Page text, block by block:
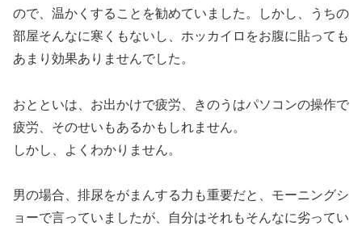
ので、温かくすることを勧めていました。しかし、うちの
部屋そんなに寒くもないし、ホッカイロをお腹に貼っても
あまり効果ありませんでした。
おとといは、お出かけで疲労、きのうはパソコンの操作で
疲労、そのせいもあるかもしれません。
しかし、よくわかりません。
男の場合、排尿をがまんする力も重要だと、モーニングシ
ョーで言っていましたが、自分はそれもそんなに劣ってい